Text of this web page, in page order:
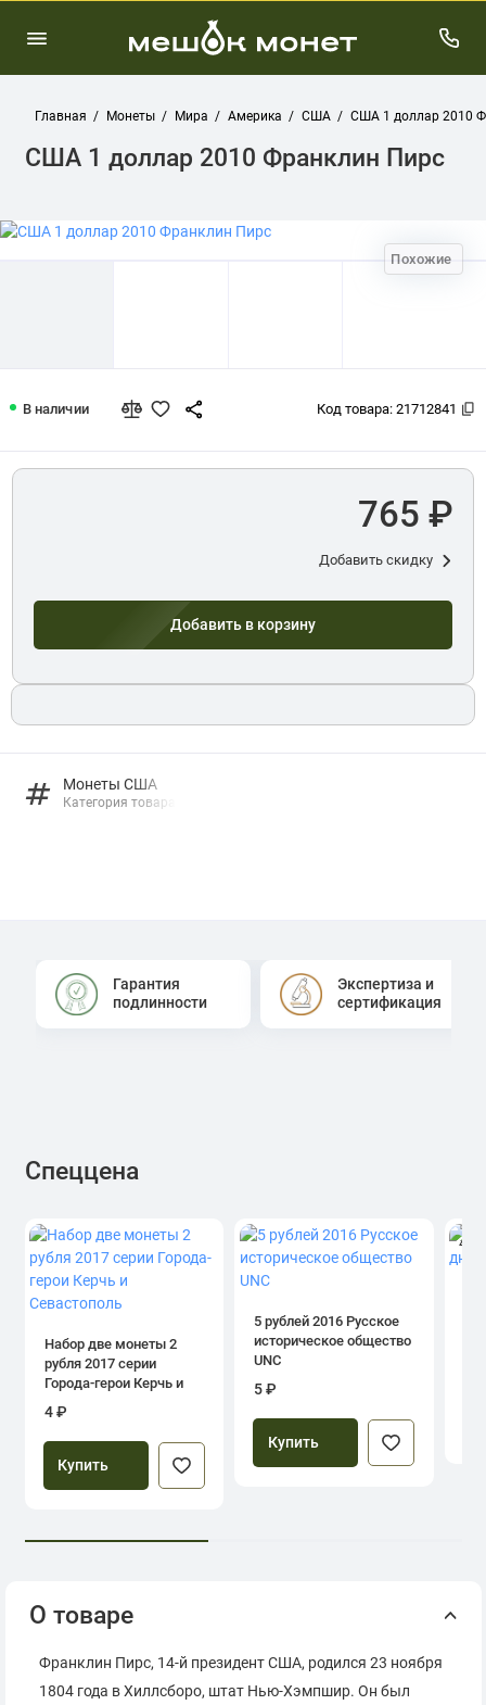
Главная Монеты Мира Америка США США 1 доллар 2010
США 1 доллар 2010 Франклин Пирс
Похожие
В наличии Код товара: 21712841
Монеты США
Категория товара
765 ₽
Добавить скидку
Добавить в корзину
Гарантия
подлинности
Экспертиза и
сертификация
Спеццена
Набор две монеты 2
рубля 2017 серии
Города-герои Керчь и
4 ₽
Купить
5 рублей 2016 Русское
историческое общество
UNC
5 ₽
Купить
4.0
О товаре
Франклин Пирс, 14-й президент США, родился 23 ноября
1804 года в Хиллсборо, штат Нью-Хэмпшир. Он был